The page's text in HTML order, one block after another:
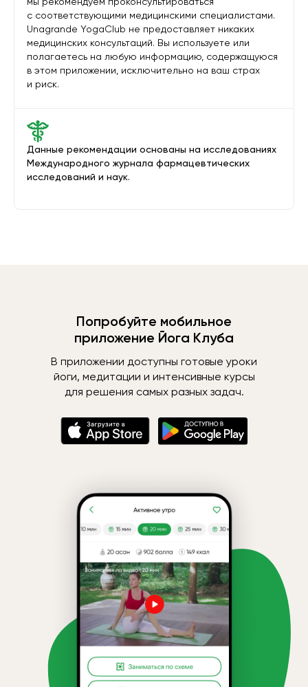
Данные рекомендации основаны на исследованиях
Международного журнала фармацевтических
исследований и наук.
с соответствующими медицинскими специалистами.
Unagrande YogaClub не предоставляет никаких
медицинских консультаций. Вы используете или
полагаетесь на любую информацию, содержащуюся
в этом приложении, исключительно на ваш страх
и риск.
Попробуйте мобильное
приложение Йога Клуба
В приложении доступны готовые уроки
йоги, медитации и интенсивные курсы
для решения самых разных задач.